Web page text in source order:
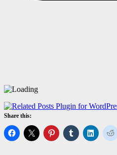
Share this: